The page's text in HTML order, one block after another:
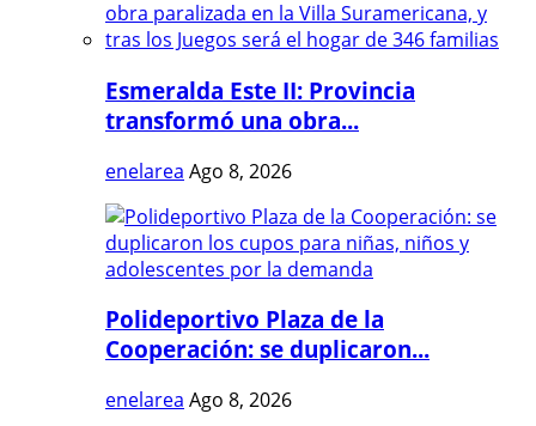
Esmeralda Este II: Provincia
transformó una obra...
enelarea Ago 8, 2026
Polideportivo Plaza de la
Cooperación: se duplicaron...
enelarea Ago 8, 2026